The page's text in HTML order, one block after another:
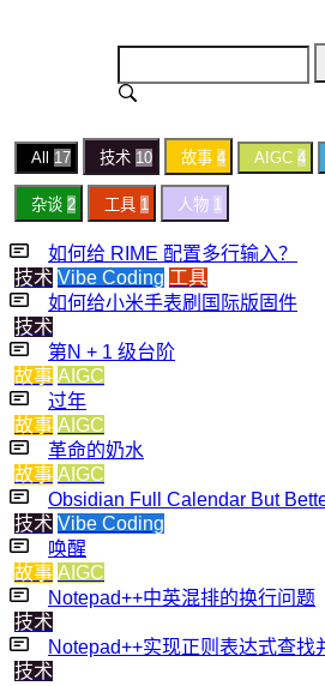
All 17 技术 10 故事 4 AIGC 4
杂谈 2 工具 1 人物 1
如何给 RIME 配置多行输入？
技术 Vibe Coding 工具
如何给小米手表刷国际版固件
技术
第N + 1 级台阶
故事 AIGC
过年
故事 AIGC
革命的奶水
故事 AIGC
Obsidian Full Calendar But
技术 Vibe Coding
唤醒
故事 AIGC
Notepad++中英混排的换行问题
技术
Notepad++实现正则表达式查找
技术